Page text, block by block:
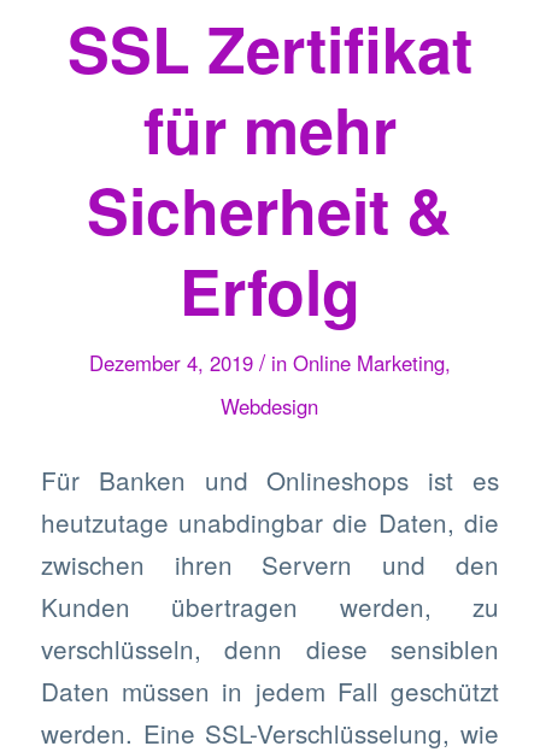
SSL Zertifikat
für mehr
Sicherheit &
Erfolg
Dezember 4, 2019 / in Online Marketing,
Webdesign
Für Banken und Onlineshops ist es
heutzutage unabdingbar die Daten, die
zwischen ihren Servern und den
Kunden übertragen werden, zu
verschlüsseln, denn diese sensiblen
Daten müssen in jedem Fall geschützt
werden. Eine SSL-Verschlüsselung, wie